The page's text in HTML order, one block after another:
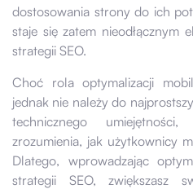
dostosowania strony do ich
staje się zatem nieodłącznym
strategii SEO.
Choć rola optymalizacji
jednak nie należy do
technicznego
zrozumienia, jak użytkownicy
Dlatego, wprowadzając
strategii SEO, zwiększasz